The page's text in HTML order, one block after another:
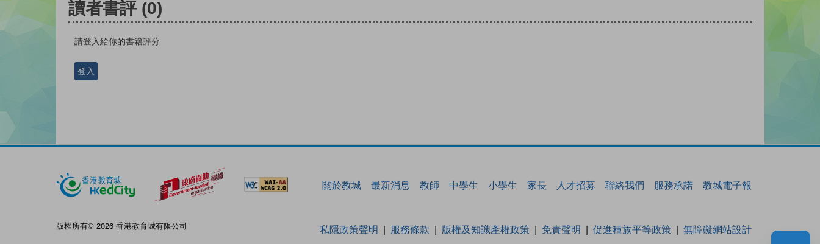
讀者書評 (0)
請登入給你的書籍評分
登入
關於教城 最新消息 教師 中學生 小學生 家長 人才招募 聯絡我們 服務承諾 教城電子報
版權所有© 2026 香港教育城有限公司 私隱政策聲明 服務條款 版權及知識產權政策 免責聲明 促進種族平等政策 無障礙網站設計